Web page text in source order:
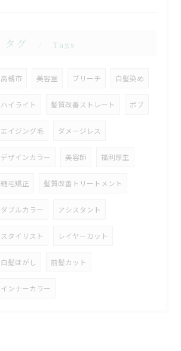
タグ Tags
高槻市 美容室 ブリーチ 白髪染め
ハイライト 髪質改善ストレート ボブ
エイジング毛 ダメージレス
デザインカラー 美容師 福利厚生
縮毛矯正 髪質改善トリートメント
ダブルカラー アシスタント
スタイリスト レイヤーカット
白髪ほがし 前髪カット
インナーカラー